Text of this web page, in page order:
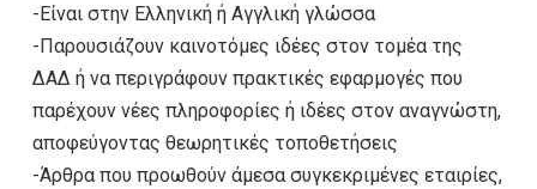
-Είναι στην Ελληνική ή Αγγλική γλώσσα
-Παρουσιάζουν καινοτόμες ιδέες στον τομέα της
ΔΑΔ ή να περιγράφουν πρακτικές εφαρμογές που
παρέχουν νέες πληροφορίες ή ιδέες στον αναγνώστη,
αποφεύγοντας θεωρητικές τοποθετήσεις
-Άρθρα που προωθούν άμεσα συγκεκριμένες εταιρίες,